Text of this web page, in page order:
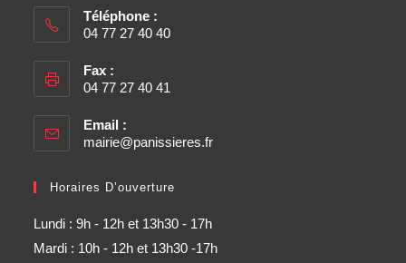
Téléphone :
04 77 27 40 40
Fax :
04 77 27 40 41
Email :
mairie@panissieres.fr
Horaires D’ouverture
Lundi : 9h - 12h et 13h30 - 17h
Mardi : 10h - 12h et 13h30 -17h